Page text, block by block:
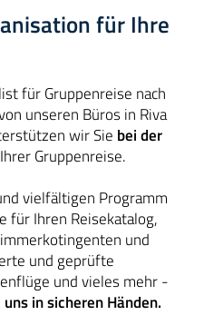
für Ihre
für Gruppenreise nach
unseren Büros in Riva
wir Sie bei der
Ihrer Gruppenreise.
vielfältigen Programm
für Ihren Reisekatalog,
und
und geprüfte
und vieles mehr -
in sicheren Händen.